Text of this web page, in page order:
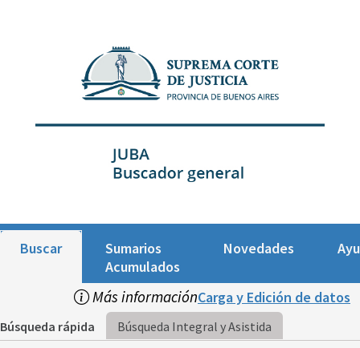
Buscar
Sumarios
Acumulados
Novedades
Más informaciónCarga y Edición de datos
Búsqueda rápida Búsqueda Integral y Asistida